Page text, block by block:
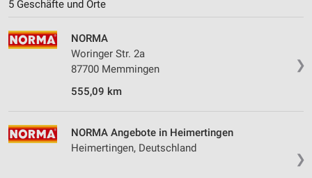
5 Geschäfte und Orte
❯
NORMA
Woringer Str. 2a
87700 Memmingen
555,09 km
❯
NORMA Angebote in Heimertingen
Heimertingen, Deutschland